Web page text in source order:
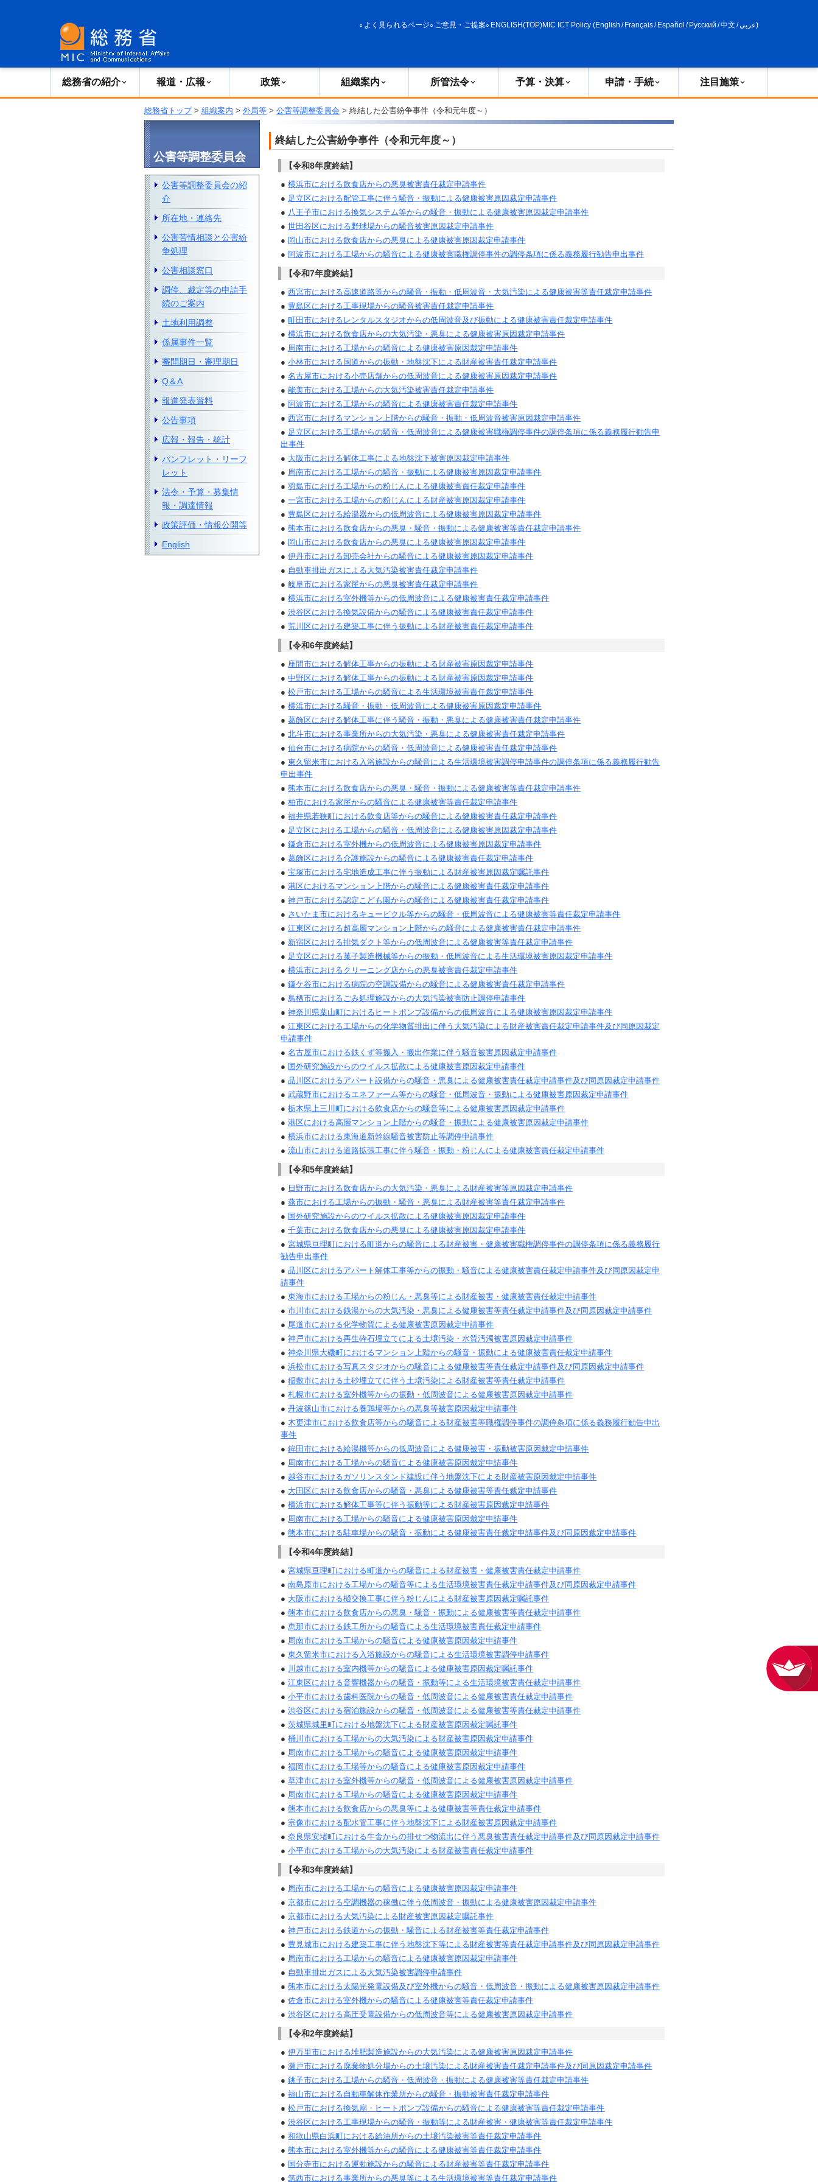
よく見られるページ ご意見・ご提案 ENGLISH(TOP)MIC ICT Policy (English / Français/ Español / Русский /中文 /عربي)
総務省の紹介 報道・広報 政策 組織案内 所管法令 予算・決算 申請・手続 注目施策
総務省トップ> 組織案内 > 外局等 > 公害等調整委員会 > 終結した公害紛争事件（令和元年度～）
終結した公害紛争事件（令和元年度～）
【令和8年度終結】
●横浜市における飲食店からの悪臭被害責任裁定申請事件
● 足立区における配管工事に伴う騒音・振動による健康被害原因裁定申請事件
● 八王子市における換気システム等からの騒音・振動による健康被害原因裁定申請事件
●世田谷区における野球場からの騒音被害原因裁定申請事件
● 岡山市における飲食店からの悪臭による健康被害原因裁定申請事件
● 阿波市における工場からの騒音による健康被害職権調停事件の調停条項に係る義務履行勧告申出事件
【令和7年度終結】
●西宮市における高速道路等からの騒音・振動・低周波音・大気汚染による健康被害等責任裁定申請事件
● 豊島区における工事現場からの騒音被害責任裁定申請事件
●町田市におけるレンタルスタジオからの低周波音及び振動による健康被害責任裁定申請事件
●横浜市における飲食店からの大気汚染・悪臭による健康被害原因裁定申請事件
● 周南市における工場からの騒音による健康被害原因裁定申請事件
●小林市における国道からの振動・地盤沈下による財産被害責任裁定申請事件
●名古屋市における小売店舗からの低周波音による健康被害原因裁定申請事件
●能美市における工場からの大気汚染被害責任裁定申請事件
● 阿波市における工場からの騒音による健康被害責任裁定申請事件
●西宮市におけるマンション上階からの騒音・振動・低周波音被害原因裁定申請事件
● 足立区における工場からの騒音・低周波音による健康被害職権調停事件の調停条項に係る義務履行勧告申
出事件
● 大阪市における解体工事による地盤沈下被害原因裁定申請事件
● 周南市における工場からの騒音・振動による健康被害原因裁定申請事件
●羽島市における工場からの粉じんによる健康被害責任裁定申請事件
●一宮市における工場からの粉じんによる財産被害原因裁定申請事件
● 豊島区における給湯器からの低周波音による健康被害原因裁定申請事件
●熊本市における飲食店からの悪臭・騒音・振動による健康被害等責任裁定申請事件
● 岡山市における飲食店からの悪臭による健康被害原因裁定申請事件
●伊丹市における卸売会社からの騒音による健康被害原因裁定申請事件
● 自動車排出ガスによる大気汚染被害責任裁定申請事件
●岐阜市における家屋からの悪臭被害責任裁定申請事件
●横浜市における室外機等からの低周波音による健康被害責任裁定申請事件
●渋谷区における換気設備からの騒音による健康被害責任裁定申請事件
●荒川区における建築工事に伴う振動による財産被害責任裁定申請事件
【令和6年度終結】
● 座間市における解体工事からの振動による財産被害原因裁定申請事件
●中野区における解体工事からの振動による財産被害原因裁定申請事件
●松戸市における工場からの騒音による生活環境被害責任裁定申請事件
●横浜市における騒音・振動・低周波音による健康被害原因裁定申請事件
●葛飾区における解体工事に伴う騒音・振動・悪臭による健康被害責任裁定申請事件
●北斗市における事業所からの大気汚染・悪臭による健康被害責任裁定申請事件
●仙台市における病院からの騒音・低周波音による健康被害責任裁定申請事件
●東久留米市における入浴施設からの騒音による生活環境被害調停申請事件の調停条項に係る義務履行勧告
申出事件
●熊本市における飲食店からの悪臭・騒音・振動による健康被害等責任裁定申請事件
●柏市における家屋からの騒音による健康被害等責任裁定申請事件
●福井県若狭町における飲食店等からの騒音による健康被害責任裁定申請事件
● 足立区における工場からの騒音・低周波音による健康被害原因裁定申請事件
●鎌倉市における室外機からの低周波音による健康被害原因裁定申請事件
●葛飾区における介護施設からの騒音による健康被害責任裁定申請事件
●宝塚市における宅地造成工事に伴う振動による財産被害原因裁定嘱託事件
●港区におけるマンション上階からの騒音による健康被害責任裁定申請事件
●神戸市における認定こども園からの騒音による健康被害責任裁定申請事件
● さいたま市におけるキュービクル等からの騒音・低周波音による健康被害等責任裁定申請事件
●江東区における超高層マンション上階からの騒音による健康被害責任裁定申請事件
● 新宿区における排気ダクト等からの低周波音による健康被害等責任裁定申請事件
● 足立区における菓子製造機械等からの振動・低周波音による生活環境被害原因裁定申請事件
●横浜市におけるクリーニング店からの悪臭被害責任裁定申請事件
●鎌ケ谷市における病院の空調設備からの騒音による健康被害責任裁定申請事件
●鳥栖市におけるごみ処理施設からの大気汚染被害防止調停申請事件
●神奈川県葉山町におけるヒートポンプ設備からの低周波音による健康被害原因裁定申請事件
●江東区における工場からの化学物質排出に伴う大気汚染による財産被害責任裁定申請事件及び同原因裁定
申請事件
●名古屋市における鉄くず等搬入・搬出作業に伴う騒音被害原因裁定申請事件
● 国外研究施設からのウイルス拡散による健康被害原因裁定申請事件
●品川区におけるアパート設備からの騒音・悪臭による健康被害責任裁定申請事件及び同原因裁定申請事件
●武蔵野市におけるエネファーム等からの騒音・低周波音・振動による健康被害原因裁定申請事件
●栃木県上三川町における飲食店からの騒音等による健康被害原因裁定申請事件
●港区における高層マンション上階からの騒音・振動による健康被害原因裁定申請事件
●横浜市における東海道新幹線騒音被害防止等調停申請事件
●流山市における道路拡張工事に伴う騒音・振動・粉じんによる健康被害責任裁定申請事件
【令和5年度終結】
● 日野市における飲食店からの大気汚染・悪臭による財産被害等原因裁定申請事件
●燕市における工場からの振動・騒音・悪臭による財産被害等責任裁定申請事件
● 国外研究施設からのウイルス拡散による健康被害原因裁定申請事件
●千葉市における飲食店からの悪臭による健康被害原因裁定申請事件
●宮城県亘理町における町道からの騒音による財産被害・健康被害職権調停事件の調停条項に係る義務履行
勧告申出事件
●品川区におけるアパート解体工事等からの振動・騒音による健康被害責任裁定申請事件及び同原因裁定申
請事件
●東海市における工場からの粉じん・悪臭等による財産被害・健康被害責任裁定申請事件
●市川市における銭湯からの大気汚染・悪臭による健康被害等責任裁定申請事件及び同原因裁定申請事件
● 尾道市における化学物質による健康被害原因裁定申請事件
●神戸市における再生砕石埋立てによる土壌汚染・水質汚濁被害原因裁定申請事件
●神奈川県大磯町におけるマンション上階からの騒音・振動による健康被害責任裁定申請事件
●浜松市における写真スタジオからの騒音による健康被害等責任裁定申請事件及び同原因裁定申請事件
●稲敷市における土砂埋立てに伴う土壌汚染による財産被害等責任裁定申請事件
●札幌市における室外機等からの振動・低周波音による健康被害原因裁定申請事件
●丹波篠山市における養鶏場等からの悪臭等被害原因裁定申請事件
●木更津市における飲食店等からの騒音による財産被害等職権調停事件の調停条項に係る義務履行勧告申出
事件
●鉾田市における給湯機等からの低周波音による健康被害・振動被害原因裁定申請事件
● 周南市における工場からの騒音による健康被害原因裁定申請事件
● 越谷市におけるガソリンスタンド建設に伴う地盤沈下による財産被害原因裁定申請事件
● 大田区における飲食店からの騒音・悪臭による健康被害等責任裁定申請事件
●横浜市における解体工事等に伴う振動等による財産被害原因裁定申請事件
● 周南市における工場からの騒音による健康被害原因裁定申請事件
●熊本市における駐車場からの騒音・振動による健康被害責任裁定申請事件及び同原因裁定申請事件
【令和4年度終結】
●宮城県亘理町における町道からの騒音による財産被害・健康被害責任裁定申請事件
●南島原市における工場からの騒音等による生活環境被害責任裁定申請事件及び同原因裁定申請事件
● 大阪市における樋交換工事に伴う粉じんによる財産被害原因裁定嘱託事件
●熊本市における飲食店からの悪臭・騒音・振動による健康被害等責任裁定申請事件
●恵那市における鉄工所からの騒音による生活環境被害責任裁定申請事件
● 周南市における工場からの騒音による健康被害原因裁定申請事件
●東久留米市における入浴施設からの騒音による生活環境被害調停申請事件
● 川越市における室内機等からの騒音による健康被害原因裁定嘱託事件
●江東区における音響機器からの騒音・振動等による生活環境被害責任裁定申請事件
●小平市における歯科医院からの騒音・低周波音による健康被害責任裁定申請事件
●渋谷区における宿泊施設からの騒音・低周波音による健康被害等責任裁定申請事件
●茨城県城里町における地盤沈下による財産被害原因裁定嘱託事件
●桶川市における工場からの大気汚染による財産被害原因裁定申請事件
● 周南市における工場からの騒音による健康被害原因裁定申請事件
●福岡市における工場等からの騒音による健康被害原因裁定申請事件
●草津市における室外機等からの騒音・低周波音による健康被害原因裁定申請事件
● 周南市における工場からの騒音による健康被害原因裁定申請事件
●熊本市における飲食店からの悪臭等による健康被害等責任裁定申請事件
●宗像市における配水管工事に伴う地盤沈下による財産被害原因裁定申請事件
●奈良県安堵町における牛舎からの排せつ物流出に伴う悪臭被害責任裁定申請事件及び同原因裁定申請事件
●小平市における工場からの大気汚染による財産被害責任裁定申請事件
【令和3年度終結】
● 周南市における工場からの騒音による健康被害原因裁定申請事件
●京都市における空調機器の稼働に伴う低周波音・振動による健康被害原因裁定申請事件
●京都市における大気汚染による財産被害原因裁定嘱託事件
●神戸市における鉄道からの振動・騒音による財産被害等責任裁定申請事件
● 豊見城市における建築工事に伴う地盤沈下等による財産被害等責任裁定申請事件及び同原因裁定申請事件
● 周南市における工場からの騒音による健康被害原因裁定申請事件
● 自動車排出ガスによる大気汚染被害調停申請事件
●熊本市における太陽光発電設備及び室外機からの騒音・低周波音・振動による健康被害原因裁定申請事件
●佐倉市における室外機からの騒音による健康被害等責任裁定申請事件
●渋谷区における高圧受電設備からの低周波音等による健康被害原因裁定申請事件
【令和2年度終結】
●伊万里市における堆肥製造施設からの大気汚染による健康被害原因裁定申請事件
●瀬戸市における廃棄物処分場からの土壌汚染による財産被害責任裁定申請事件及び同原因裁定申請事件
●銚子市における工場からの騒音・低周波音・振動による健康被害等責任裁定申請事件
●福山市における自動車解体作業所からの騒音・振動被害責任裁定申請事件
●松戸市における換気扇・ヒートポンプ設備からの騒音による健康被害等責任裁定申請事件
●渋谷区における工事現場からの騒音・振動等による財産被害・健康被害等責任裁定申請事件
●和歌山県白浜町における給油所からの土壌汚染被害等責任裁定申請事件
●熊本市における室外機等からの騒音による健康被害等責任裁定申請事件
● 国分寺市における運動施設からの騒音による財産被害等責任裁定申請事件
●筑西市における事業所からの悪臭等による生活環境被害等責任裁定申請事件
公害等調整委員会
公害等調整委員会の紹
介
所在地・連絡先
公害苦情相談と公害紛
争処理
公害相談窓口
調停、裁定等の申請手
続のご案内
土地利用調整
係属事件一覧
審問期日・審理期日
Q＆A
報道発表資料
公告事項
広報・報告・統計
パンフレット・リーフ
レット
法令・予算・募集情
報・調達情報
政策評価・情報公開等
English